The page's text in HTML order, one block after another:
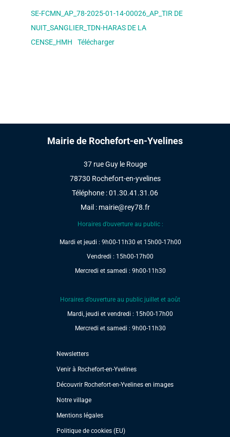
SE-FCMN_AP_78-2025-01-14-00026_AP_TIR DE
NUIT_SANGLIER_TDN-HARAS DE LA
CENSE_HMH
Télécharger
Mairie de Rochefort-en-Yvelines
37 rue Guy le Rouge
78730 Rochefort-en-yvelines
Téléphone : 01.30.41.31.06
Mail : mairie@rey78.fr
Horaires d’ouverture au public :
Mardi et jeudi : 9h00-11h30 et 15h00-17h00
Vendredi : 15h00-17h00
Mercredi et samedi : 9h00-11h30
Horaires d’ouverture au public juillet et août
Mardi, jeudi et vendredi : 15h00-17h00
Mercredi et samedi : 9h00-11h30
Newsletters
Venir à Rochefort-en-Yvelines
Découvrir Rochefort-en-Yvelines en images
Notre village
Mentions légales
Politique de cookies (EU)